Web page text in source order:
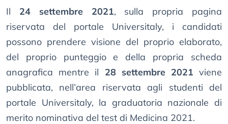
Il 24 settembre 2021, sulla propria pagina
riservata del portale Universitaly, i candidati
possono prendere visione del proprio elaborato,
del proprio punteggio e della propria scheda
anagrafica mentre il 28 settembre 2021 viene
pubblicata, nell’area riservata agli studenti del
portale Universitaly, la graduatoria nazionale di
merito nominativa del test di Medicina 2021.